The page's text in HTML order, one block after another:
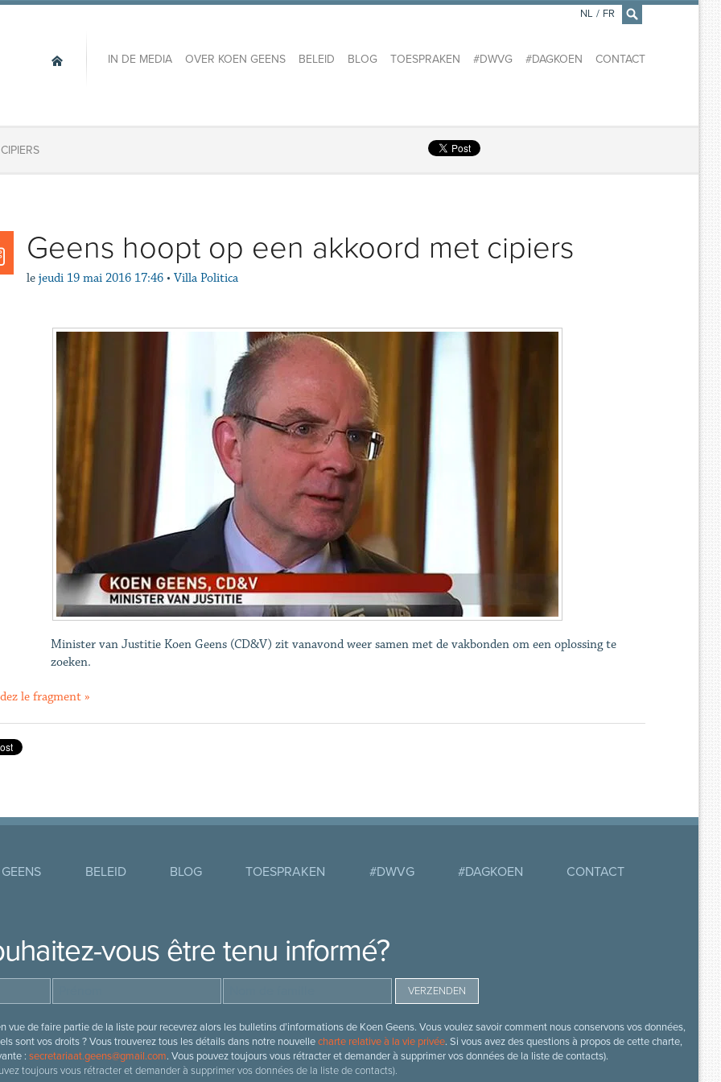
×
IN DE MEDIA OVER KOEN GEENS BELEID BLOG TOESPRAKEN #DWVG #DAGKOEN CONTACT
NL / FR
Geens hoopt op een akkoord met cipiers
le jeudi 19 mai 2016 17:46 • Villa Politica
Minister van Justitie Koen Geens (CD&V) zit vanavond weer samen met de vakbonden om een oplossing te
zoeken.
le fragment »
BELEID BLOG TOESPRAKEN #DWVG #DAGKOEN CONTACT
vous être tenu informé?
de faire partie de la liste pour recevrez alors les bulletins d’informations de Koen Geens. Vous voulez savoir comment nous conservons vos données,
sont vos droits ? Vous trouverez tous les détails dans notre nouvellecharte relative à la vie privée. Si vous avez des questions à propos de cette charte,
: secretariaat.geens@gmail.com. Vous pouvez toujours vous rétracter et demander à supprimer vos données de la liste de contacts).
toujours vous rétracter et demander à supprimer vos données de la liste de contacts).